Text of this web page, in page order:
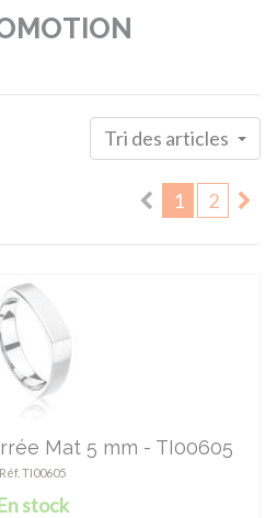
Tri des articles
1 2
Mat 5 mm - TI00605
Réf. TI00605
stock